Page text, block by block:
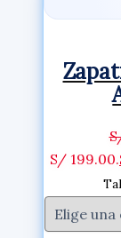
S/ 199.00.